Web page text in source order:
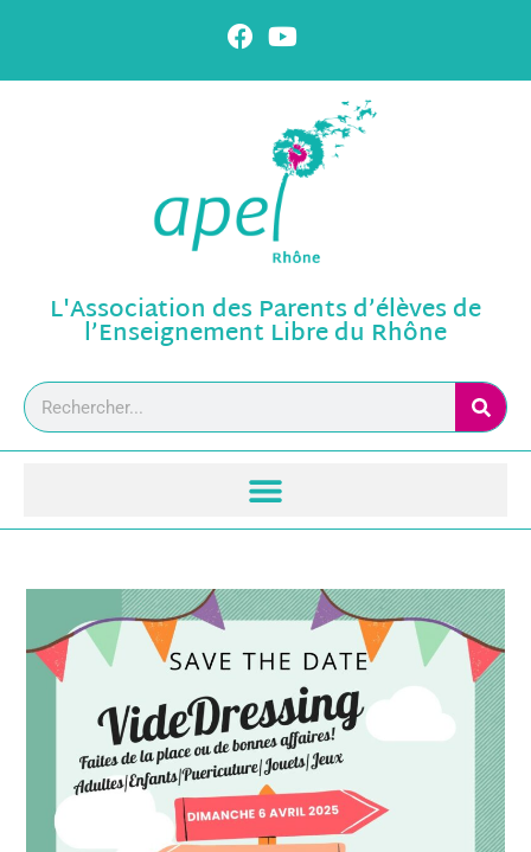
L'Association des Parents d’élèves de
l’Enseignement Libre du Rhône